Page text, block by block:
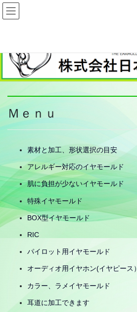
コ
ン
キ
ナ
ビ
に
Ｍｅｎｕ
素材と加工、形状選択の目安
アレルギー対応のイヤモールド
肌に負担が少ないイヤモールド
特殊イヤモールド
BOX型イヤモールド
RIC
パイロット用イヤモールド
オーディオ用イヤホン(イヤピース）
カラー、ラメイヤモールド
耳道に加工できます